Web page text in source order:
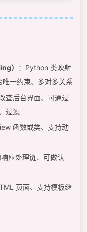
）
：Python 类映射
一约束、多对多关系
查后台界面、可通过
过滤
函数或类、支持动
响应处理链、可做认
页面、支持模板继